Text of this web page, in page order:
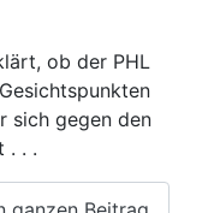
ob der PHL
sich gegen den
. . .